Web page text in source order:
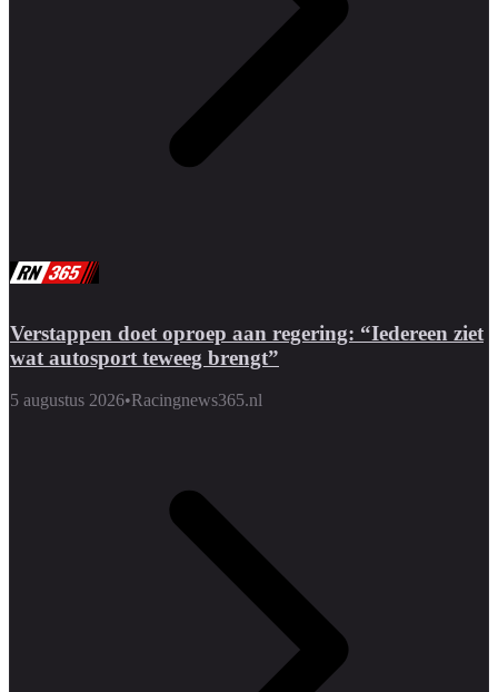
Verstappen doet oproep aan regering: “Iedereen ziet
wat autosport teweeg brengt”
5 augustus 2026•Racingnews365.nl